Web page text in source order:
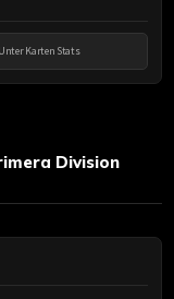
Unter Karten Stats
Division